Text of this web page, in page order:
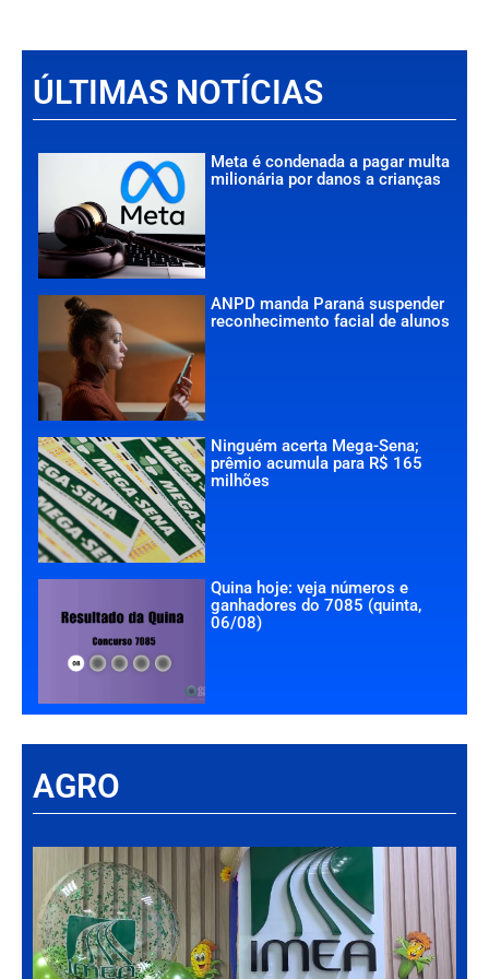
ÚLTIMAS NOTÍCIAS
Meta é condenada a pagar multa
milionária por danos a crianças
ANPD manda Paraná suspender
reconhecimento facial de alunos
Ninguém acerta Mega-Sena;
prêmio acumula para R$ 165
milhões
Quina hoje: veja números e
ganhadores do 7085 (quinta,
06/08)
AGRO